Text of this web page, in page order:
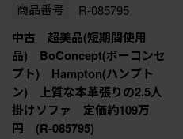
商品番号 R-085795
中古 超美品(短期間使用
品) BoConcept(ボーコンセ
プト) Hampton(ハンプト
ン) 上質な本革張りの2.5人
掛けソファ 定価約109万
円 (R-085795)